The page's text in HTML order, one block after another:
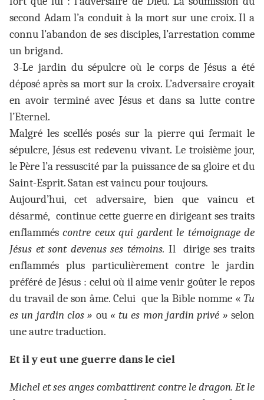
second Adam l’a conduit à la mort sur une croix. Il a
connu l’abandon de ses disciples, l’arrestation comme
un brigand.
3-Le jardin du sépulcre où le corps de Jésus a été
déposé après sa mort sur la croix. L’adversaire croyait
en avoir terminé avec Jésus et dans sa lutte contre
l’Eternel.
Malgré les scellés posés sur la pierre qui fermait le
sépulcre, Jésus est redevenu vivant. Le troisième jour,
le Père l’a ressuscité par la puissance de sa gloire et du
Saint-Esprit. Satan est vaincu pour toujours.
Aujourd’hui, cet adversaire, bien que vaincu et
désarmé, continue cette guerre en dirigeant ses traits
enflamméscontre ceux qui gardent le témoignage de
Jésus et sont devenus ses témoins. Il dirige ses traits
enflammés plus particulièrement contre le jardin
préféré de Jésus : celui où il aime venir goûter le repos
du travail de son âme. Celui que la Bible nomme « Tu
es un jardin clos » ou« tu es mon jardin privé » selon
une autre traduction.
Et il y eut une guerre dans le ciel
Michel et ses anges combattirent contre le dragon. Et le